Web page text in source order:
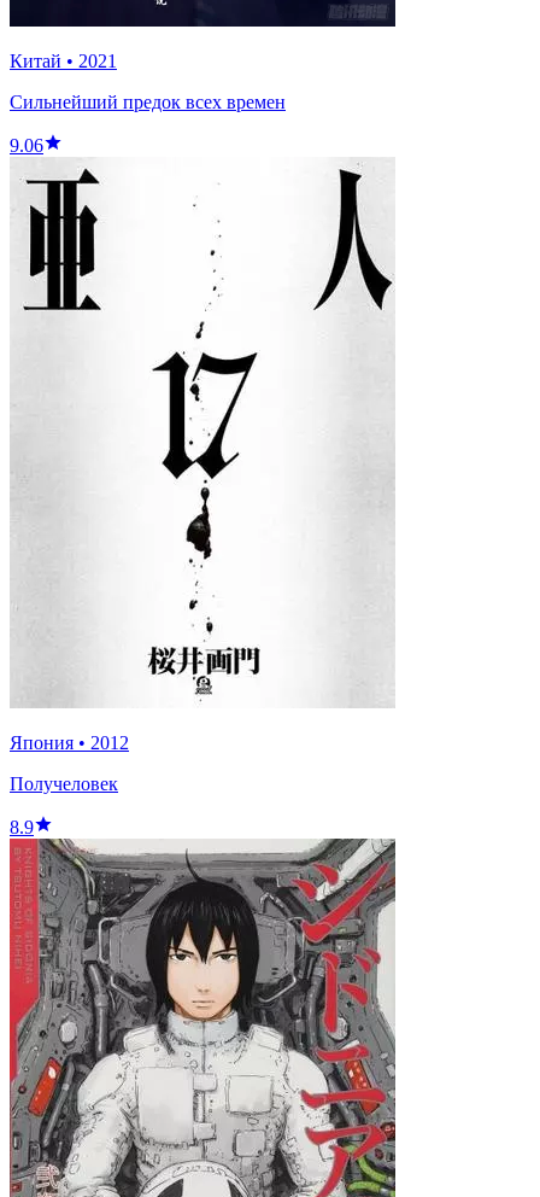
Китай • 2021
Сильнейший предок всех времен
9.06
Япония • 2012
Получеловек
8.9